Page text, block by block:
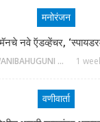
मनोरंजन
नवे ऍडव्हेंचर,
WANIBAHUGUNI DESK 1
वणीवार्ता